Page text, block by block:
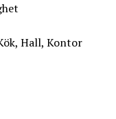
Hall, Kontor